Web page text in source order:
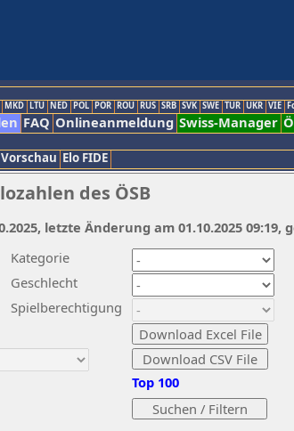
MKD LTU NED POL POR ROU RUS SRB SVK SWE TUR UKR VIE
FAQ Onlineanmeldung Swiss-Manager
Vorschau Elo FIDE
des ÖSB
Kategorie
Geschlecht
Spielberechtigung
Top 100
letzte Änderung am 01.10.2025